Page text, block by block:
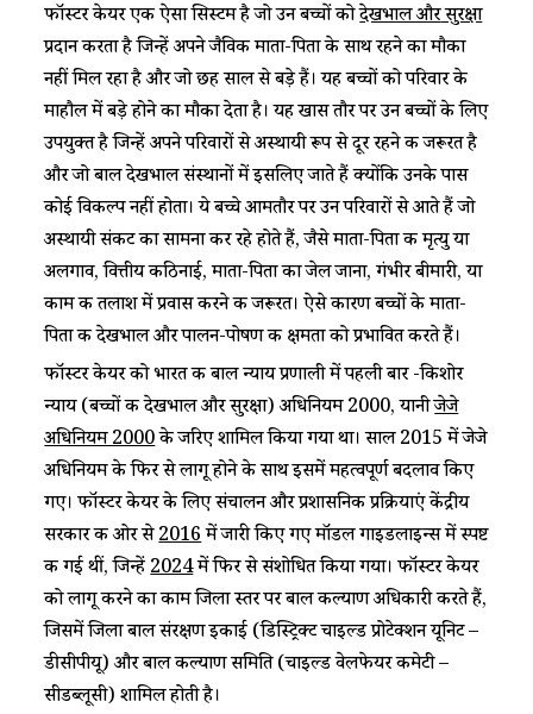
फॉस्टर केयर एक ऐसा सिस्टम है जो उन बच्चों कोदेखभाल औरसुरक्षा
प्रदान करता है जिन्हें अपने जैविक माता-पिता के साथ रहने का मौका
नहीं मिल रहा है और जो छह साल से बड़े हैं। यह बच्चों को परिवार के
माहौल में बड़े होने का मौका देता है। यह खास तौर पर उन बच्चों के लिए
उपयुक्त है जिन्हें अपने परिवारों से अस्थायी रूप से दूर रहने की जरूरत है
और जो बाल देखभाल संस्थानों में इसलिए जाते हैं क्योंकि उनके पास
कोई विकल्प नहीं होता। ये बच्चे आमतौर पर उन परिवारों से आते हैं जो
अस्थायी संकट का सामना कर रहे होते हैं, जैसे माता-पिता की मृत्यु या
अलगाव, वित्तीय कठिनाई, माता-पिता का जेल जाना, गंभीर बीमारी, या
काम की तलाश में प्रवास करने की जरूरत। ऐसे कारण बच्चों के माता-
पिता की देखभाल और पालन-पोषण की क्षमता को प्रभावित करते हैं।
फॉस्टर केयर को भारत की बाल न्याय प्रणाली में पहली बार -किशोर
न्याय (बच्चों की देखभाल और सुरक्षा) अधिनियम 2000, यानीजेजे
अधिनियम 2000के जरिए शामिल किया गया था। साल 2015 में जेजे
अधिनियम के फिर से लागू होने के साथ इसमें महत्वपूर्ण बदलाव किए
गए। फॉस्टर केयर के लिए संचालन और प्रशासनिक प्रक्रियाएं केंद्रीय
सरकार की ओर से2016में जारी किए गए मॉडल गाइडलाइन्स में स्पष्ट
की गई थीं, जिन्हें2024में फिर से संशोधित किया गया। फॉस्टर केयर
को लागू करने का काम जिला स्तर पर बाल कल्याण अधिकारी करते हैं,
जिसमें जिला बाल संरक्षण इकाई (डिस्ट्रिक्ट चाइल्ड प्रोटेक्शन यूनिट –
डीसीपीयू) और बाल कल्याण समिति (चाइल्ड वेलफेयर कमेटी –
सीडब्लूसी) शामिल होती है।